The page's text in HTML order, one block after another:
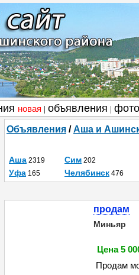
новая объявления
Объявления /Аша и
Аша 2319 Сим 202
Уфа 165 Челябинск 476
продам
Миньяр
Цена 5
Продам